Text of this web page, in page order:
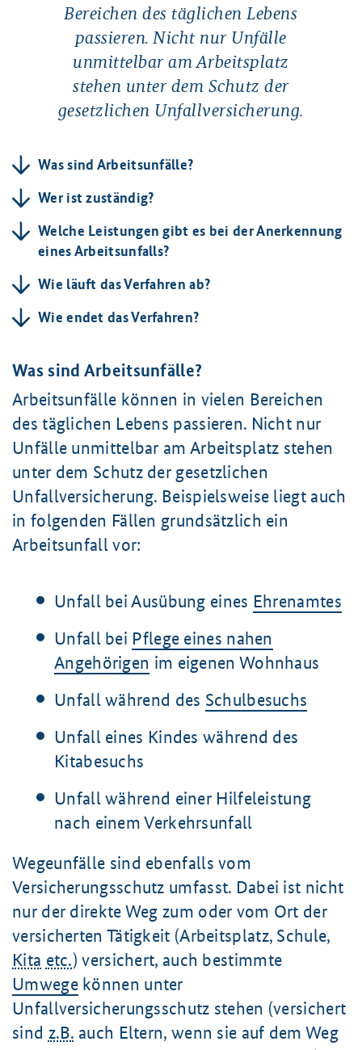
Bereichen des täglichen Lebens
passieren. Nicht nur Unfälle
unmittelbar am Arbeitsplatz
stehen unter dem Schutz der
gesetzlichen Unfallversicherung.
Was sind Arbeitsunfälle?
Wer ist zuständig?
Welche Leistungen gibt es bei der Anerkennung
eines Arbeitsunfalls?
Wie läuft das Verfahren ab?
Wie endet das Verfahren?
Was sind Arbeitsunfälle?
Arbeitsunfälle können in vielen Bereichen
des täglichen Lebens passieren. Nicht nur
Unfälle unmittelbar am Arbeitsplatz stehen
unter dem Schutz der gesetzlichen
Unfallversicherung. Beispielsweise liegt auch
in folgenden Fällen grundsätzlich ein
Arbeitsunfall vor:
Unfall bei Ausübung eines Ehrenamtes
Unfall bei Pflege eines nahen
Angehörigen im eigenen Wohnhaus
Unfall während des Schulbesuchs
Unfall eines Kindes während des
Kitabesuchs
Unfall während einer Hilfeleistung
nach einem Verkehrsunfall
Wegeunfälle sind ebenfalls vom
Versicherungsschutz umfasst. Dabei ist nicht
nur der direkte Weg zum oder vom Ort der
versicherten Tätigkeit (Arbeitsplatz, Schule,
Kita etc.) versichert, auch bestimmte
Umwegekönnen unter
Unfallversicherungsschutz stehen (versichert
sind z.B. auch Eltern, wenn sie auf dem Weg